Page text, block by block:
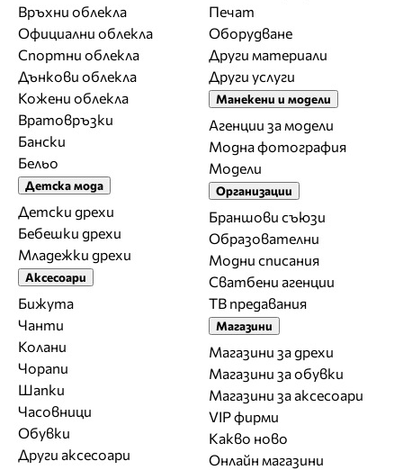
Връхни облекла
Официални облекла
Спортни облекла
Дънкови облекла
Кожени облекла
Вратовръзки
Бански
Бельо
Детска мода
Детски дрехи
Бебешки дрехи
Младежки дрехи
Аксесоари
Бижута
Чанти
Колани
Чорапи
Шапки
Часовници
Обувки
Други аксесоари
Печат
Оборудване
Други материали
Други услуги
Манекени и модели
Агенции за модели
Модна фотография
Модели
Организации
Браншови съюзи
Образователни
Модни списания
Сватбени агенции
ТВ предавания
Магазини
Магазини за дрехи
Магазини за обувки
Магазини за aксесоари
VIP фирми
Какво ново
Онлайн магазини